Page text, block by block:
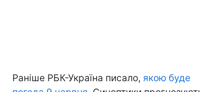
Раніше РБК-Україна писало, якою буде